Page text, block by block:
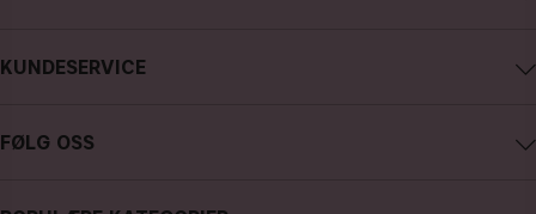
Karriere
KUNDESERVICE
Angre kjøp
FØLG OSS